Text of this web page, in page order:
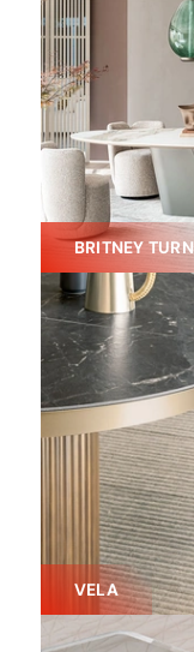
BRITNEY TURN
VELA